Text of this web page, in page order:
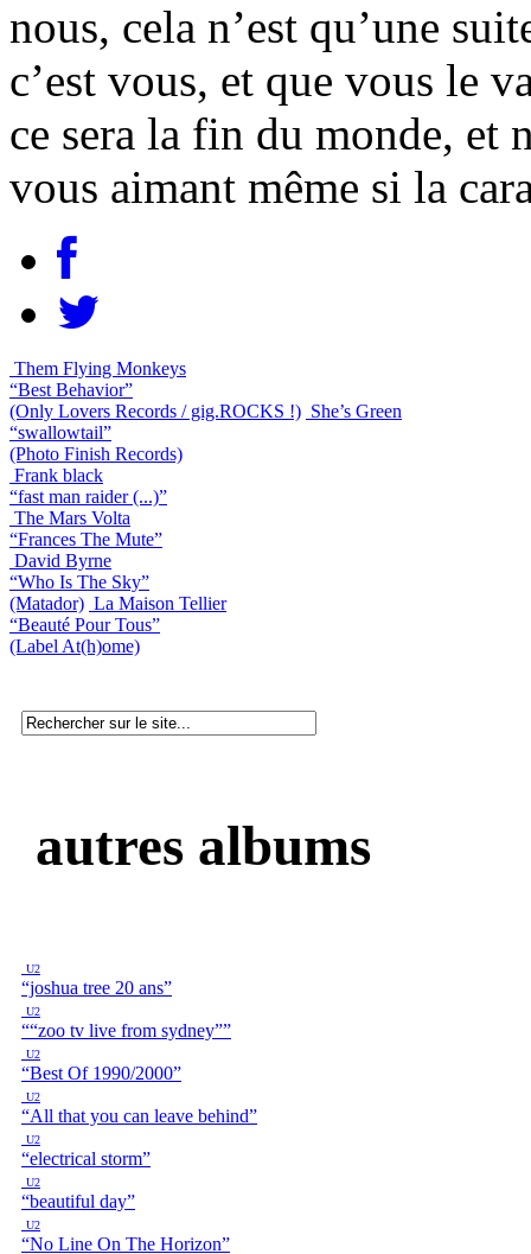
nous, cela n’est qu’une
c’est vous, et que vous le
ce sera la fin du monde, et
vous aimant même si la
Them Flying Monkeys
“Best Behavior”
(Only Lovers Records / gig.ROCKS !) She’s Green
“swallowtail”
(Photo Finish Records)
Frank black
“fast man raider (...)”
The Mars Volta
“Frances The Mute”
David Byrne
“Who Is The Sky”
(Matador) La Maison Tellier
“Beauté Pour Tous”
(Label At(h)ome)
autres albums
U2
“joshua tree 20 ans”
U2
““zoo tv live from sydney””
U2
“Best Of 1990/2000”
U2
“All that you can leave behind”
U2
“electrical storm”
U2
“beautiful day”
U2
“No Line On The Horizon”